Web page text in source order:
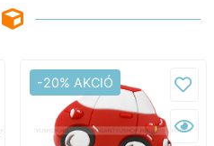
-20% AKCIÓ